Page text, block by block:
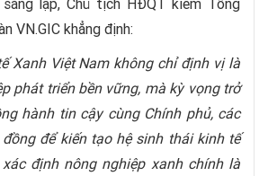
lập, Chủ tịch HĐQT kiêm Tổng
VN.GIC khẳng định:
Xanh Việt Nam không chỉ định vị là
phát triển bền vững, mà kỳ vọng trở
hành tin cậy cùng Chính phủ, các
để kiến tạo hệ sinh thái kinh tế
định nông nghiệp xanh chính là